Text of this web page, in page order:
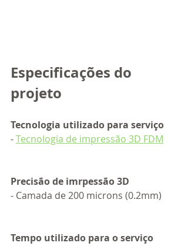
Especificações do
projeto
Tecnologia utilizado para serviço
- Tecnologia de impressão 3D FDM
Precisão de imrpessão 3D
- Camada de 200 microns (0.2mm)
Tempo utilizado para o serviço